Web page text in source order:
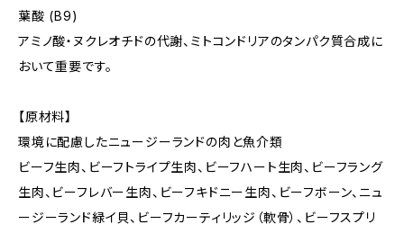
葉酸 (B9)
アミノ酸・ヌクレオチドの代謝、ミトコンドリアのタンパク質合成に
おいて重要です。
【原材料】
環境に配慮したニュージーランドの肉と魚介類
ビーフ生肉、ビーフトライプ生肉、ビーフハート生肉、ビーフラング
生肉、ビーフレバー生肉、ビーフキドニー生肉、ビーフボーン、ニュ
ージーランド緑イ貝、ビーフカーティリッジ（軟骨）、ビーフスプリ